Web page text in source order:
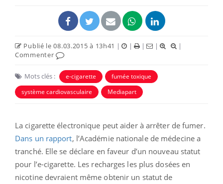
Publié le 08.03.2015 à 13h41 | | | |
|
Commenter
Mots clés : e-cigarette
fumée toxique
système cardiovasculaire
Mediapart
La cigarette électronique peut aider à arrêter de fumer.
Dans un rapport, l’Académie nationale de médecine a
tranché. Elle se déclare en faveur d’un nouveau statut
pour l’e-cigarette. Les recharges les plus dosées en
nicotine devraient même obtenir un statut de